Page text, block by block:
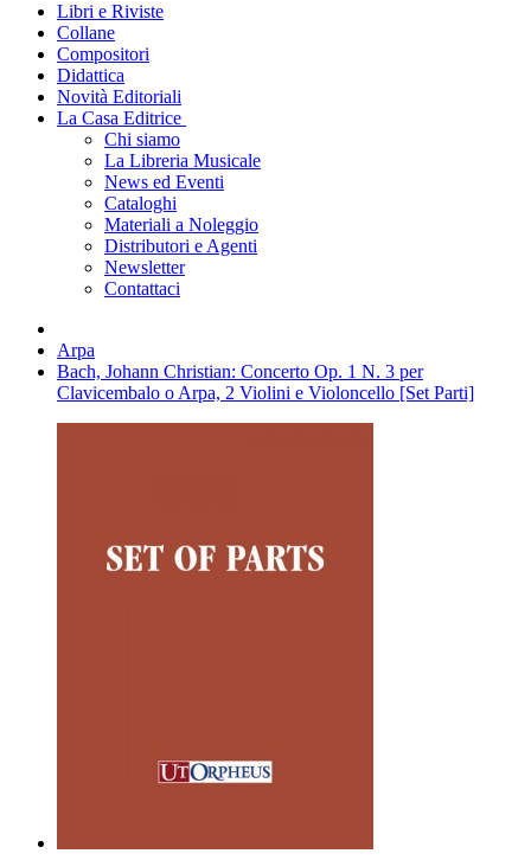
Libri e Riviste
Collane
Compositori
Didattica
Novità Editoriali
La Casa Editrice
Chi siamo
La Libreria Musicale
News ed Eventi
Cataloghi
Materiali a Noleggio
Distributori e Agenti
Newsletter
Contattaci
Arpa
Bach, Johann Christian: Concerto Op. 1 N. 3 per
Clavicembalo o Arpa, 2 Violini e Violoncello [Set Parti]